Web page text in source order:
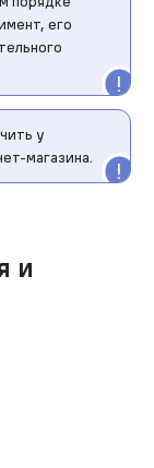
его
у
магазина.
и